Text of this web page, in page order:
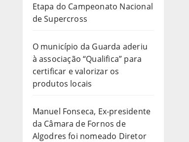
Etapa do Campeonato Nacional
de Supercross
O município da Guarda aderiu
à associação “Qualifica” para
certificar e valorizar os
produtos locais
Manuel Fonseca, Ex-presidente
da Câmara de Fornos de
Algodres foi nomeado Diretor